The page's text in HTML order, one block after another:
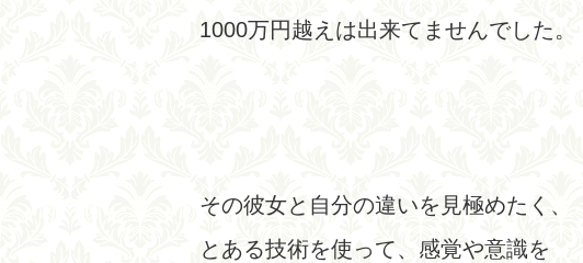
1000万円越えは出来てませんでした。
その彼女と自分の違いを見極めたく、
とある技術を使って、感覚や意識を